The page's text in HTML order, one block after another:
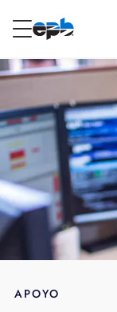
RESIDENCIAL
Internet
Energía
Televisión
principal
APOYO